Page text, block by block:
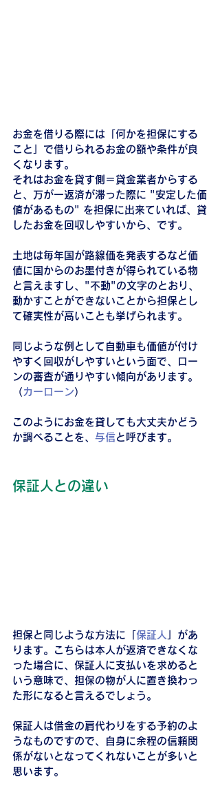
お金を借りる際には「何かを担保にする
こと」で借りられるお金の額や条件が良
くなります。
それはお金を貸す側＝貸金業者からする
と、万が一返済が滞った際に "安定した価
値があるもの" を担保に出来ていれば、貸
したお金を回収しやすいから、です。
土地は毎年国が路線価を発表するなど価
値に国からのお墨付きが得られている物
と言えますし、"不動"の文字のとおり、
動かすことができないことから担保とし
て確実性が高いことも挙げられます。
同じような例として自動車も価値が付け
やすく回収がしやすいという面で、ロー
ンの審査が通りやすい傾向があります。
（ カーローン）
このようにお金を貸しても大丈夫かどう
か調べることを、 与信と呼びます。
保証人との違い
担保と同じような方法に「保証人
」があ
ります。こちらは本人が返済できなくな
った場合に、保証人に支払いを求めると
いう意味で、担保の物が人に置き換わっ
た形になると言えるでしょう。
保証人は借金の肩代わりをする予約のよ
うなものですので、自身に余程の信頼関
係がないとなってくれないことが多いと
思います。